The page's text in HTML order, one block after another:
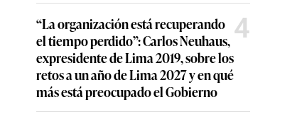
“La organización está recuperando
el tiempo perdido”: Carlos Neuhaus,
expresidente de Lima 2019, sobre los
retos a un año de Lima 2027 y en qué
más está preocupado el Gobierno
4